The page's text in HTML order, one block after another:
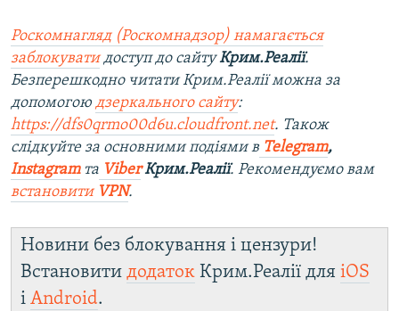
Роскомнагляд (Роскомнадзор) намагається
заблокуватидоступ до сайтуКрим.Реалії.
Безперешкодно читати Крим.Реалії можна за
допомогою дзеркального сайту:
https://dfs0qrmo00d6u.cloudfront.net. Також
слідкуйте за основними подіями в Telegram,
Instagramта ViberКрим.Реалії. Рекомендуємо вам
встановити VPN.
Новини без блокування і цензури!
Встановити додаток Крим.Реалії для iOS
і Android.